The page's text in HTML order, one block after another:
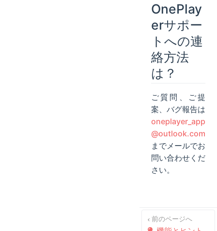
OnePlay
erサポー
トへの連
絡方法
は？
ご質問、ご提
案、バグ報告は
oneplayer_app
@outlook.com
までメールでお
問い合わせくだ
さい。
前のページへ